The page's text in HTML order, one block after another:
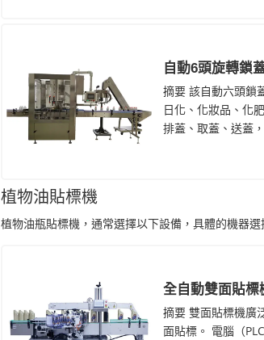
自動6頭旋轉鎖
摘要 該自動六頭鎖
日化、化妝品、化
排蓋、取蓋、送蓋
植物油貼標機
植物油瓶貼標機，通常選擇以下設備，具體的機器
全自動雙面貼標
摘要 雙面貼標機廣
面貼標。 電腦（